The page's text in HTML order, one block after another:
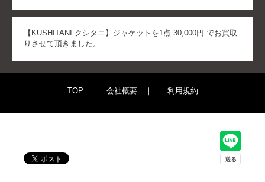
【KUSHITANI クシタニ】ジャケットを1点 30,000円 でお買取
りさせて頂きました。
TOP ｜ 会社概要｜ 利用規約